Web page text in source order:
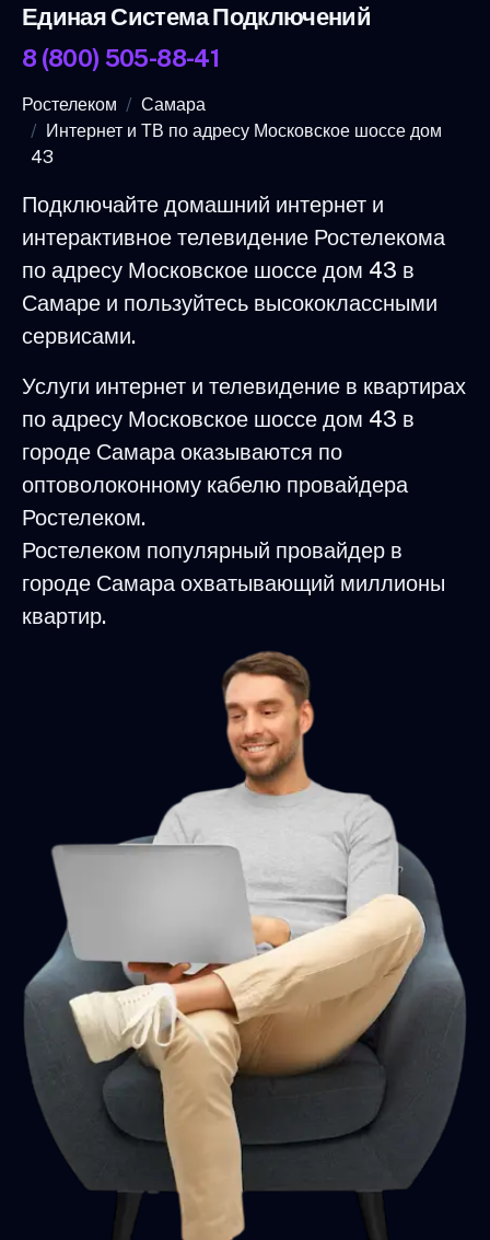
Единая Система Подключений
8 (800) 505-88-41
Ростелеком
Самара
Интернет и ТВ по адресу Московское шоссе дом
43
Подключайте домашний интернет и
интерактивное телевидение Ростелекома
по адресу Московское шоссе дом 43 в
Самаре и пользуйтесь высококлассными
сервисами.
Услуги интернет и телевидение в квартирах
по адресу Московское шоссе дом 43 в
городе Самара оказываются по
оптоволоконному кабелю провайдера
Ростелеком.
Ростелеком популярный провайдер в
городе Самара охватывающий миллионы
квартир.